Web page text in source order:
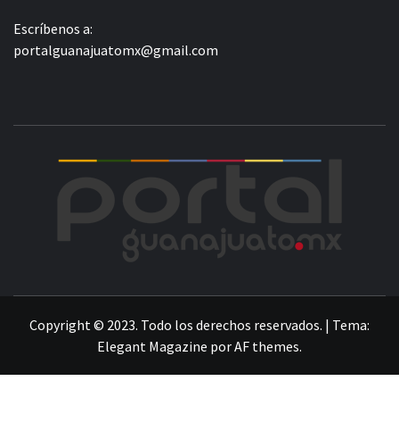
Escríbenos a:
portalguanajuatomx@gmail.com
Copyright © 2023. Todo los derechos reservados. | Tema:
Elegant Magazine porAF themes.